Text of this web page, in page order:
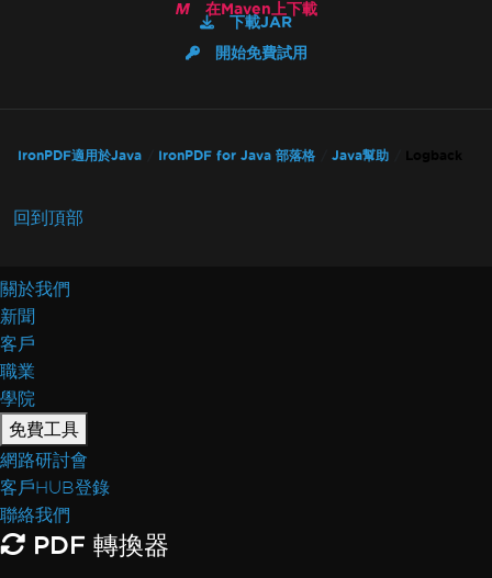
在Maven上下載
下載JAR
開始免費試用
IronPDF適用於Java IronPDF for Java 部落格 Java幫助 Logback
回到頂部
關於我們
新聞
客戶
職業
學院
免費工具
網路研討會
客戶HUB登錄
聯絡我們
PDF 轉換器